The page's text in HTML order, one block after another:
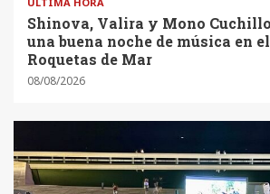
Shinova, Valira y Mono
una buena noche de música en
Roquetas de Mar
08/08/2026